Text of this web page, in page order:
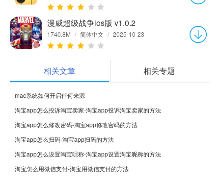
漫威超级战争ios版 v1.0.2
1740.8M / 简体中文 / 2025-10-23
相关文章 相关专题
mac系统如何开启任何来源
淘宝app怎么投诉淘宝卖家-淘宝app投诉淘宝卖家的方法
淘宝app怎么修改密码-淘宝app修改密码的方法
淘宝app怎么扫码-淘宝app扫码的方法
淘宝app怎么设置淘宝昵称-淘宝app设置淘宝昵称的方法
淘宝怎么用微信支付-淘宝用微信支付的方法